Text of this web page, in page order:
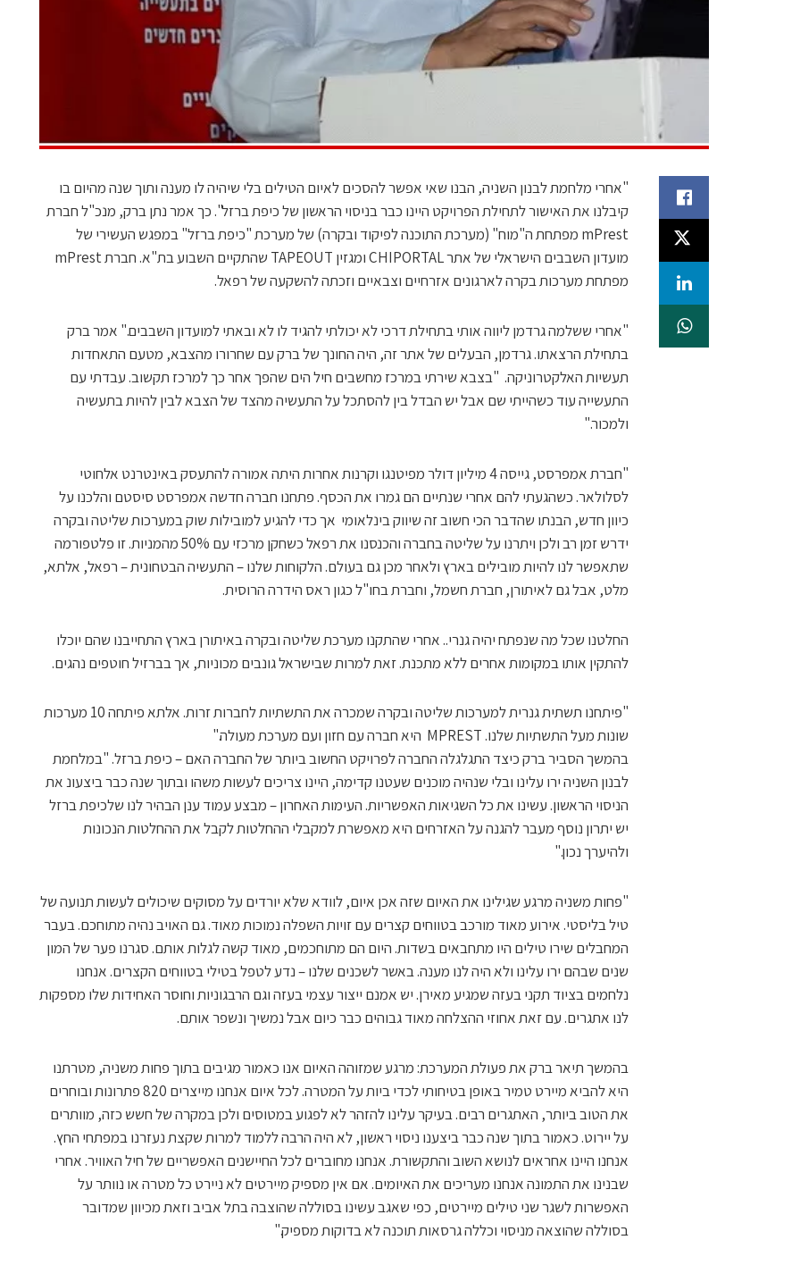
"אחרי מלחמת לבנון השניה, הבנו שאי אפשר להסכים לאיום הטילים בלי שיהיה לו מענה ותוך שנה מהיום בו
קיבלנו את האישור לתחילת הפרויקט היינו כבר בניסוי הראשון של כיפת ברזל". כך אמר נתן ברק, מנכ"ל חברת
mPrest מפתחת ה"מוח" (מערכת התוכנה לפיקוד ובקרה) של מערכת "כיפת ברזל" במפגש העשירי של
מועדון השבבים הישראלי של אתר CHIPORTAL ומגזין TAPEOUT שהתקיים השבוע בת"א. חברת mPrest
מפתחת מערכות בקרה לארגונים אזרחיים וצבאיים וזכתה להשקעה של רפאל.
"אחרי ששלמה גרדמן ליווה אותי בתחילת דרכי לא יכולתי להגיד לו לא ובאתי למועדון השבבים." אמר ברק
בתחילת הרצאתו. גרדמן, הבעלים של אתר זה, היה החונך של ברק עם שחרורו מהצבא, מטעם התאחדות
תעשיות האלקטרוניקה. "בצבא שירתי במרכז מחשבים חיל הים שהפך אחר כך למרכז תקשוב. עבדתי עם
התעשייה עוד כשהייתי שם אבל יש הבדל בין להסתכל על התעשיה מהצד של הצבא לבין להיות בתעשיה
ולמכור."
"חברת אמפרסט, גייסה 4 מיליון דולר מפיטנגו וקרנות אחרות היתה אמורה להתעסק באינטרנט אלחוטי
לסלולאר. כשהגעתי להם אחרי שנתיים הם גמרו את הכסף. פתחנו חברה חדשה אמפרסט סיסטם והלכנו על
כיוון חדש, הבנתו שהדבר הכי חשוב זה שיווק בינלאומי אך כדי להגיע למובילות שוק במערכות שליטה ובקרה
ידרש זמן רב ולכן ויתרנו על שליטה בחברה והכנסנו את רפאל כשחקן מרכזי עם 50% מהמניות. זו פלטפורמה
שתאפשר לנו להיות מובילים בארץ ולאחר מכן גם בעולם. הלקוחות שלנו – התעשיה הבטחונית – רפאל, אלתא,
מלט, אבל גם לאיתורן, חברת חשמל, וחברת בחו"ל כגון ראס הידרה הרוסית.
החלטנו שכל מה שנפתח יהיה גנרי.. אחרי שהתקנו מערכת שליטה ובקרה באיתורן בארץ התחייבנו שהם יוכלו
להתקין אותו במקומות אחרים ללא מתכנת. זאת למרות שבישראל גונבים מכוניות, אך בברזיל חוטפים נהגים.
"פיתחנו תשתית גנרית למערכות שליטה ובקרה שמכרה את התשתיות לחברות זרות. אלתא פיתחה 10 מערכות
שונות מעל התשתיות שלנו. MPREST היא חברה עם חזון ועם מערכת מעולה."
בהמשך הסביר ברק כיצד התגלגלה החברה לפרויקט החשוב ביותר של החברה האם – כיפת ברזל. "במלחמת
לבנון השניה ירו עלינו ובלי שנהיה מוכנים שעטנו קדימה, היינו צריכים לעשות משהו ובתוך שנה כבר ביצעונ את
הניסוי הראשון. עשינו את כל השגיאות האפשריות. העימות האחרון – מבצע עמוד ענן הבהיר לנו שלכיפת ברזל
יש יתרון נוסף מעבר להגנה על האזרחים היא מאפשרת למקבלי ההחלטות לקבל את ההחלטות הנכונות
ולהיערך נכון."
"פחות משניה מרגע שגילינו את האיום שזה אכן איום, לוודא שלא יורדים על מסוקים שיכולים לעשות תנועה של
טיל בליסטי. אירוע מאוד מורכב בטווחים קצרים עם זויות השפלה נמוכות מאוד. גם האויב נהיה מתוחכם. בעבר
המחבלים שירו טילים היו מתחבאים בשדות. היום הם מתוחכמים, מאוד קשה לגלות אותם. סגרנו פער של המון
שנים שבהם ירו עלינו ולא היה לנו מענה. באשר לשכנים שלנו – נדע לטפל בטילי בטווחים הקצרים. אנחנו
נלחמים בציוד תקני בעזה שמגיע מאירן. יש אמנם ייצור עצמי בעזה וגם הרבגוניות וחוסר האחידות שלו מספקות
לנו אתגרים. עם זאת אחוזי ההצלחה מאוד גבוהים כבר כיום אבל נמשיך ונשפר אותם.
בהמשך תיאר ברק את פעולת המערכת: מרגע שמזוהה האיום אנו כאמור מגיבים בתוך פחות משניה, מטרתנו
היא להביא מיירט טמיר באופן בטיחותי לכדי ביות על המטרה. לכל איום אנחנו מייצרים 820 פתרונות ובוחרים
את הטוב ביותר, האתגרים רבים. בעיקר עלינו להזהר לא לפגוע במטוסים ולכן במקרה של חשש כזה, מוותרים
על יירוט. כאמור בתוך שנה כבר ביצענו ניסוי ראשון, לא היה הרבה ללמוד למרות שקצת נעזרנו במפתחי החץ.
אנחנו היינו אחראים לנושא השוב והתקשורת. אנחנו מחוברים לכל החיישנים האפשריים של חיל האוויר. אחרי
שבנינו את התמונה אנחנו מעריכים את האיומים. אם אין מספיק מיירטים לא ניירט כל מטרה או נוותר על
האפשרות לשגר שני טילים מיירטים, כפי שאגב עשינו בסוללה שהוצבה בתל אביב וזאת מכיוון שמדובר
בסוללה שהוצאה מניסוי וכללה גרסאות תוכנה לא בדוקות מספיק."